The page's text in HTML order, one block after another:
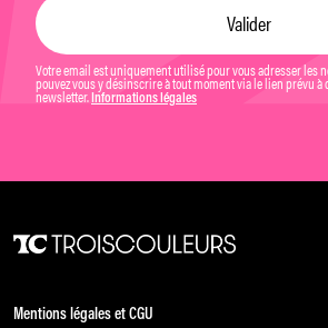
Votre email est uniquement utilisé pour vous adresser les
pouvez vous y désinscrire à tout moment via le lien prévu à
newsletter. Informations légales
Mentions légales et CGU